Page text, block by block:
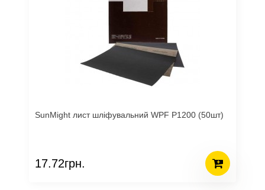
SunMight лист шліфувальний WPF P1200 (50шт)
17.72грн.